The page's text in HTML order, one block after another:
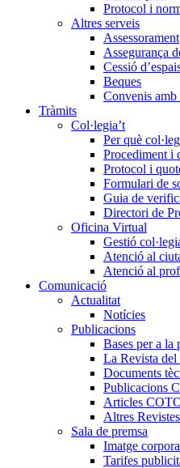
Protocol i
Altres serveis
Assessorament
Assegurança
Cessió
Beques
Convenis amb
Tràmits
Col·legia’t
Per què
Procediment i
Protocol i
Formulari de
Guia de
Directori de
Oficina Virtual
Gestió
Atenció al
Atenció al
Comunicació
Actualitat
Notícies
Publicacions
Bases per a la
La Revista
Documents
Publicacions
Articles
Altres Revistes
Sala de premsa
Imatge
Tarifes